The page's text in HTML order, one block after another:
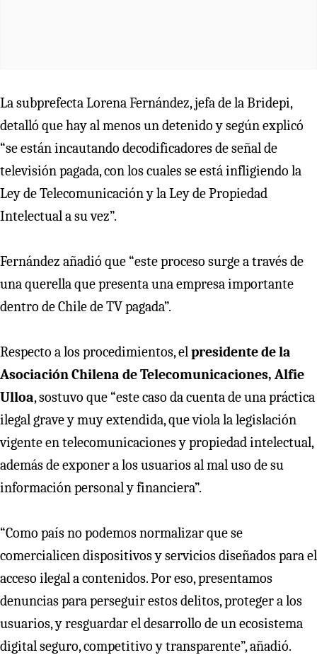
La subprefecta Lorena Fernández, jefa de la Bridepi,
detalló que hay al menos un detenido y según explicó
“se están incautando decodificadores de señal de
televisión pagada, con los cuales se está infligiendo la
Ley de Telecomunicación y la Ley de Propiedad
Intelectual a su vez”.
Fernández añadió que “este proceso surge a través de
una querella que presenta una empresa importante
dentro de Chile de TV pagada”.
Respecto a los procedimientos, elpresidente de la
Asociación Chilena de Telecomunicaciones, Alfie
Ulloa, sostuvo que “este caso da cuenta de una práctica
ilegal grave y muy extendida, que viola la legislación
vigente en telecomunicaciones y propiedad intelectual,
además de exponer a los usuarios al mal uso de su
información personal y financiera”.
“Como país no podemos normalizar que se
comercialicen dispositivos y servicios diseñados para el
acceso ilegal a contenidos. Por eso, presentamos
denuncias para perseguir estos delitos, proteger a los
usuarios, y resguardar el desarrollo de un ecosistema
digital seguro, competitivo y transparente”, añadió.